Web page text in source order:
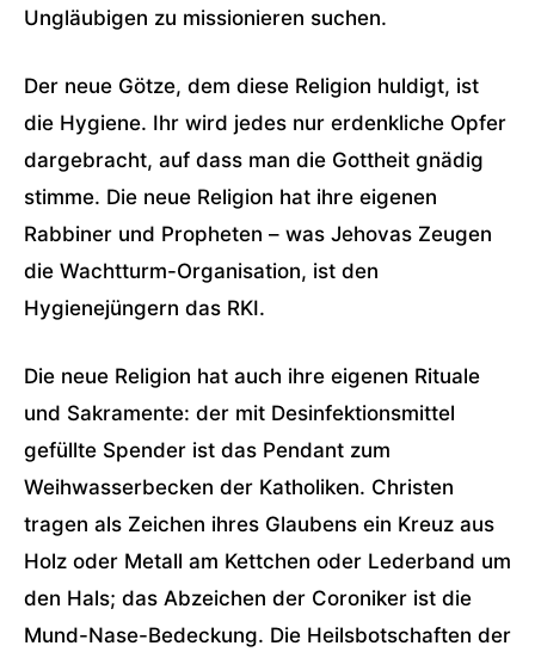
Ungläubigen zu missionieren suchen.
Der neue Götze, dem diese Religion huldigt, ist
die Hygiene. Ihr wird jedes nur erdenkliche Opfer
dargebracht, auf dass man die Gottheit gnädig
stimme. Die neue Religion hat ihre eigenen
Rabbiner und Propheten – was Jehovas Zeugen
die Wachtturm-Organisation, ist den
Hygienejüngern das RKI.
Die neue Religion hat auch ihre eigenen Rituale
und Sakramente: der mit Desinfektionsmittel
gefüllte Spender ist das Pendant zum
Weihwasserbecken der Katholiken. Christen
tragen als Zeichen ihres Glaubens ein Kreuz aus
Holz oder Metall am Kettchen oder Lederband um
den Hals; das Abzeichen der Coroniker ist die
Mund-Nase-Bedeckung. Die Heilsbotschaften der